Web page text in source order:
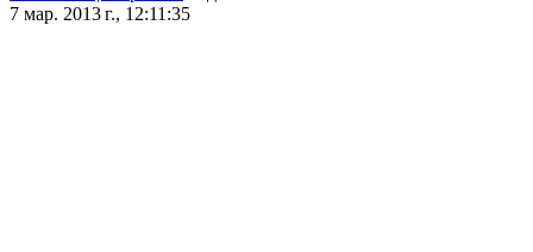
7 мар. 2013 г., 12:11:35